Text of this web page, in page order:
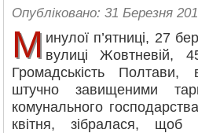
Опубліковано: 31 Березня
М инулої п’ятниці, 27
вулиці Жовтневій,
Громадськість Полтави,
штучно завищеними
комунального
квітня, зібралася,